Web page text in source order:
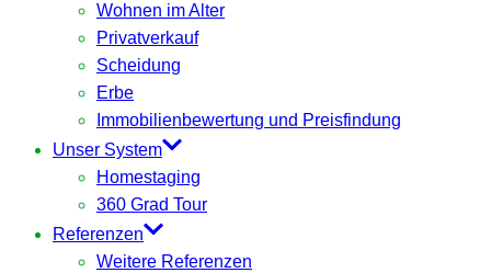
Wohnen im Alter
Privatverkauf
Scheidung
Erbe
Immobilienbewertung und Preisfindung
Unser System
Homestaging
360 Grad Tour
Referenzen
Weitere Referenzen